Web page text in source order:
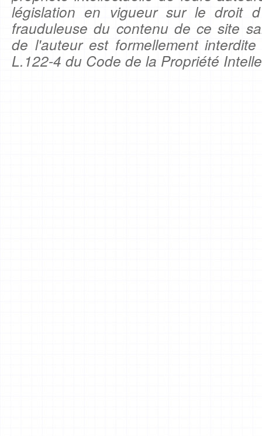
législation en vigueur sur le droit
frauduleuse du contenu de ce site
de l'auteur est formellement
L.122-4 du Code de la Propriété